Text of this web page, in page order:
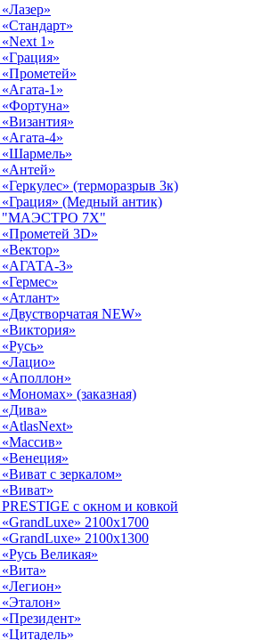
1»
«Прометей»
1»
«Фортуна»
4»
«Шармель»
«Антей»
(терморазрыв 3к)
«Грация» (Медный антик)
"МАЭСТРО 7Х"
«Прометей 3D»
«АГАТА-3»
NEW»
«Виктория»
«Лацио»
«Аполлон»
(заказная)
«Дива»
«Массив»
«Венеция»
с зеркалом»
PRESTIGE с окном и ковкой
2100х1700
2100х1300
Великая»
«Вита»
«Легион»